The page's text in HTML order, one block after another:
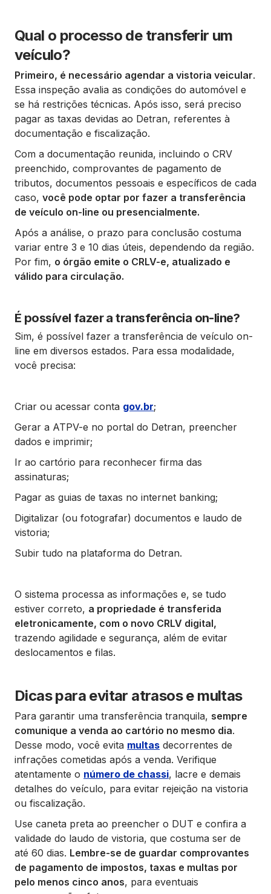
Qual o processo de transferir um
veículo?
Primeiro, é necessário agendar a vistoria veicular.
Essa inspeção avalia as condições do automóvel e
se há restrições técnicas. Após isso, será preciso
pagar as taxas devidas ao Detran, referentes à
documentação e fiscalização.
Com a documentação reunida, incluindo o CRV
preenchido, comprovantes de pagamento de
tributos, documentos pessoais e específicos de cada
caso, você pode optar por fazer a transferência
de veículo on-line ou presencialmente.
Após a análise, o prazo para conclusão costuma
variar entre 3 e 10 dias úteis, dependendo da região.
Por fim, o órgão emite o CRLV-e, atualizado e
válido para circulação.
É possível fazer a transferência on-line?
Sim, é possível fazer a transferência de veículo on-
line em diversos estados. Para essa modalidade,
você precisa:
Criar ou acessar conta gov.br;
Gerar a ATPV-e no portal do Detran, preencher
dados e imprimir;
Ir ao cartório para reconhecer firma das
assinaturas;
Pagar as guias de taxas no internet banking;
Digitalizar (ou fotografar) documentos e laudo de
vistoria;
Subir tudo na plataforma do Detran.
O sistema processa as informações e, se tudo
estiver correto, a propriedade é transferida
eletronicamente, com o novo CRLV digital,
trazendo agilidade e segurança, além de evitar
deslocamentos e filas.
Dicas para evitar atrasos e multas
Para garantir uma transferência tranquila, sempre
comunique a venda ao cartório no mesmo dia.
Desse modo, você evita multas decorrentes de
infrações cometidas após a venda. Verifique
atentamente o número de chassi, lacre e demais
detalhes do veículo, para evitar rejeição na vistoria
ou fiscalização.
Use caneta preta ao preencher o DUT e confira a
validade do laudo de vistoria, que costuma ser de
até 60 dias. Lembre-se de guardar comprovantes
de pagamento de impostos, taxas e multas por
pelo menos cinco anos, para eventuais